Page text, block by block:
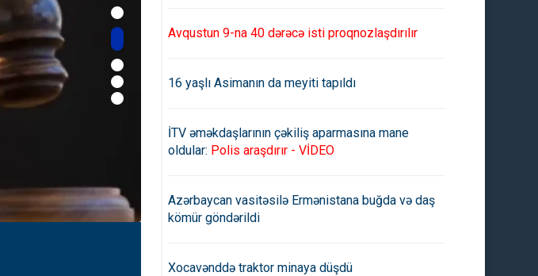
Avqustun 9-na 40 dərəcə isti proqnozlaşdırılır
16 yaşlı Asimanın da meyiti tapıldı
İTV əməkdaşlarının çəkiliş aparmasına mane
oldular: Polis araşdırır - VİDEO
Azərbaycan vasitəsilə Ermənistana buğda və daş
kömür göndərildi
Xocavənddə traktor minaya düşdü